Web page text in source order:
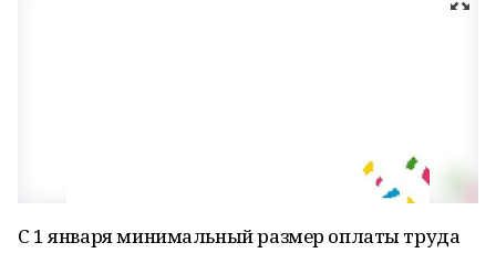
С 1 января минимальный размер оплаты труда